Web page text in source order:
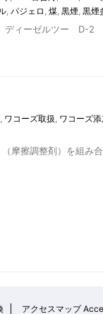
, パジェロ , 煤, 黒煙, 黒煙
ディーゼルツー D-2
, ワコーズ取扱, ワコーズ
摩擦調整剤）を組み
アクセスマップ